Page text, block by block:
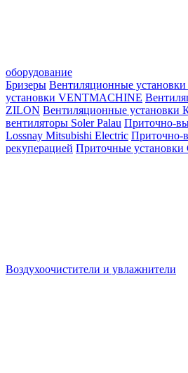
оборудование
Бризеры Вентиляционные установки
установки VENTMACHINE
ZILON Вентиляционные
вентиляторы Soler Palau Приточно-
Lossnay Mitsubishi Electric Приточно-
рекуперацией Приточные установки
Воздухоочистители и увлажнители